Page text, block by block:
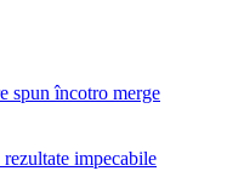
spun încotro merge
impecabile